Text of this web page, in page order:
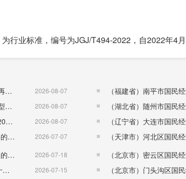
行业标准，编号为JGJ/T494-2022，自2022年4月
国家发展改革委 国家能源局关于印发《可再生能源发展“十五五”规划》的通知 （发改能源〔2026〕1067号）
2026-08-07
国家发展改革委 国家能源局关于印发《新型电力系统建设“十五五”规划》的通知​ （发改能源〔2026〕942号） 2026-08-07
国务院关于印发《全民健身计划（2026—2030年）》的通知 （国发〔2026〕26号） 2026-08-07
国务院关于印发《城市更新“十五五”规划》的通知（国发〔2026〕12号） 2026-07-07
国务院关于印发《国民健康“十五五”规划》的通知 （国发〔2026〕23号） 2026-07-18
（福建省）福州市国民经济和社会发展第十五个五年规划纲要 2026-07-15